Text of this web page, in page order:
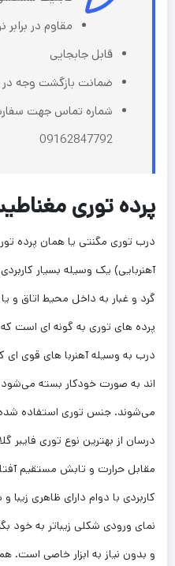
مقاوم در
قابل جابجایی
ضمانت بازگشت وجه
شماره تماس جهت
09162847792
پرده توری
درب توری مگنتی یا همان پرده
آهنربایی) یک وسیله بسیار
گرد و غبار به داخل محیط اتاق و
پرده های توری به گونه ای است
درب به وسیله آهنربا های قوی
اند به صورت خودکار بسته
می‌شوند. جنس توری استفاده
مقابل حرارت و تابش مستقیم
کاربردی با دوام دارای ظاهری
نمای ورودی شکلی زیباتر به خود
و بدون نیاز به ابزار خاصی است.